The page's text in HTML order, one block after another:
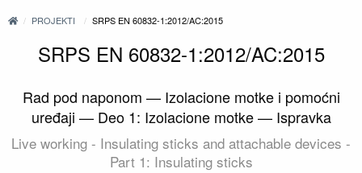
PROJEKTI SRPS EN 60832-1:2012/AC:2015
SRPS EN 60832-1:2012/AC:2015
Rad pod naponom — Izolacione motke i pomoćni
uređaji — Deo 1: Izolacione motke — Ispravka
Live working - Insulating sticks and attachable devices -
Part 1: Insulating sticks